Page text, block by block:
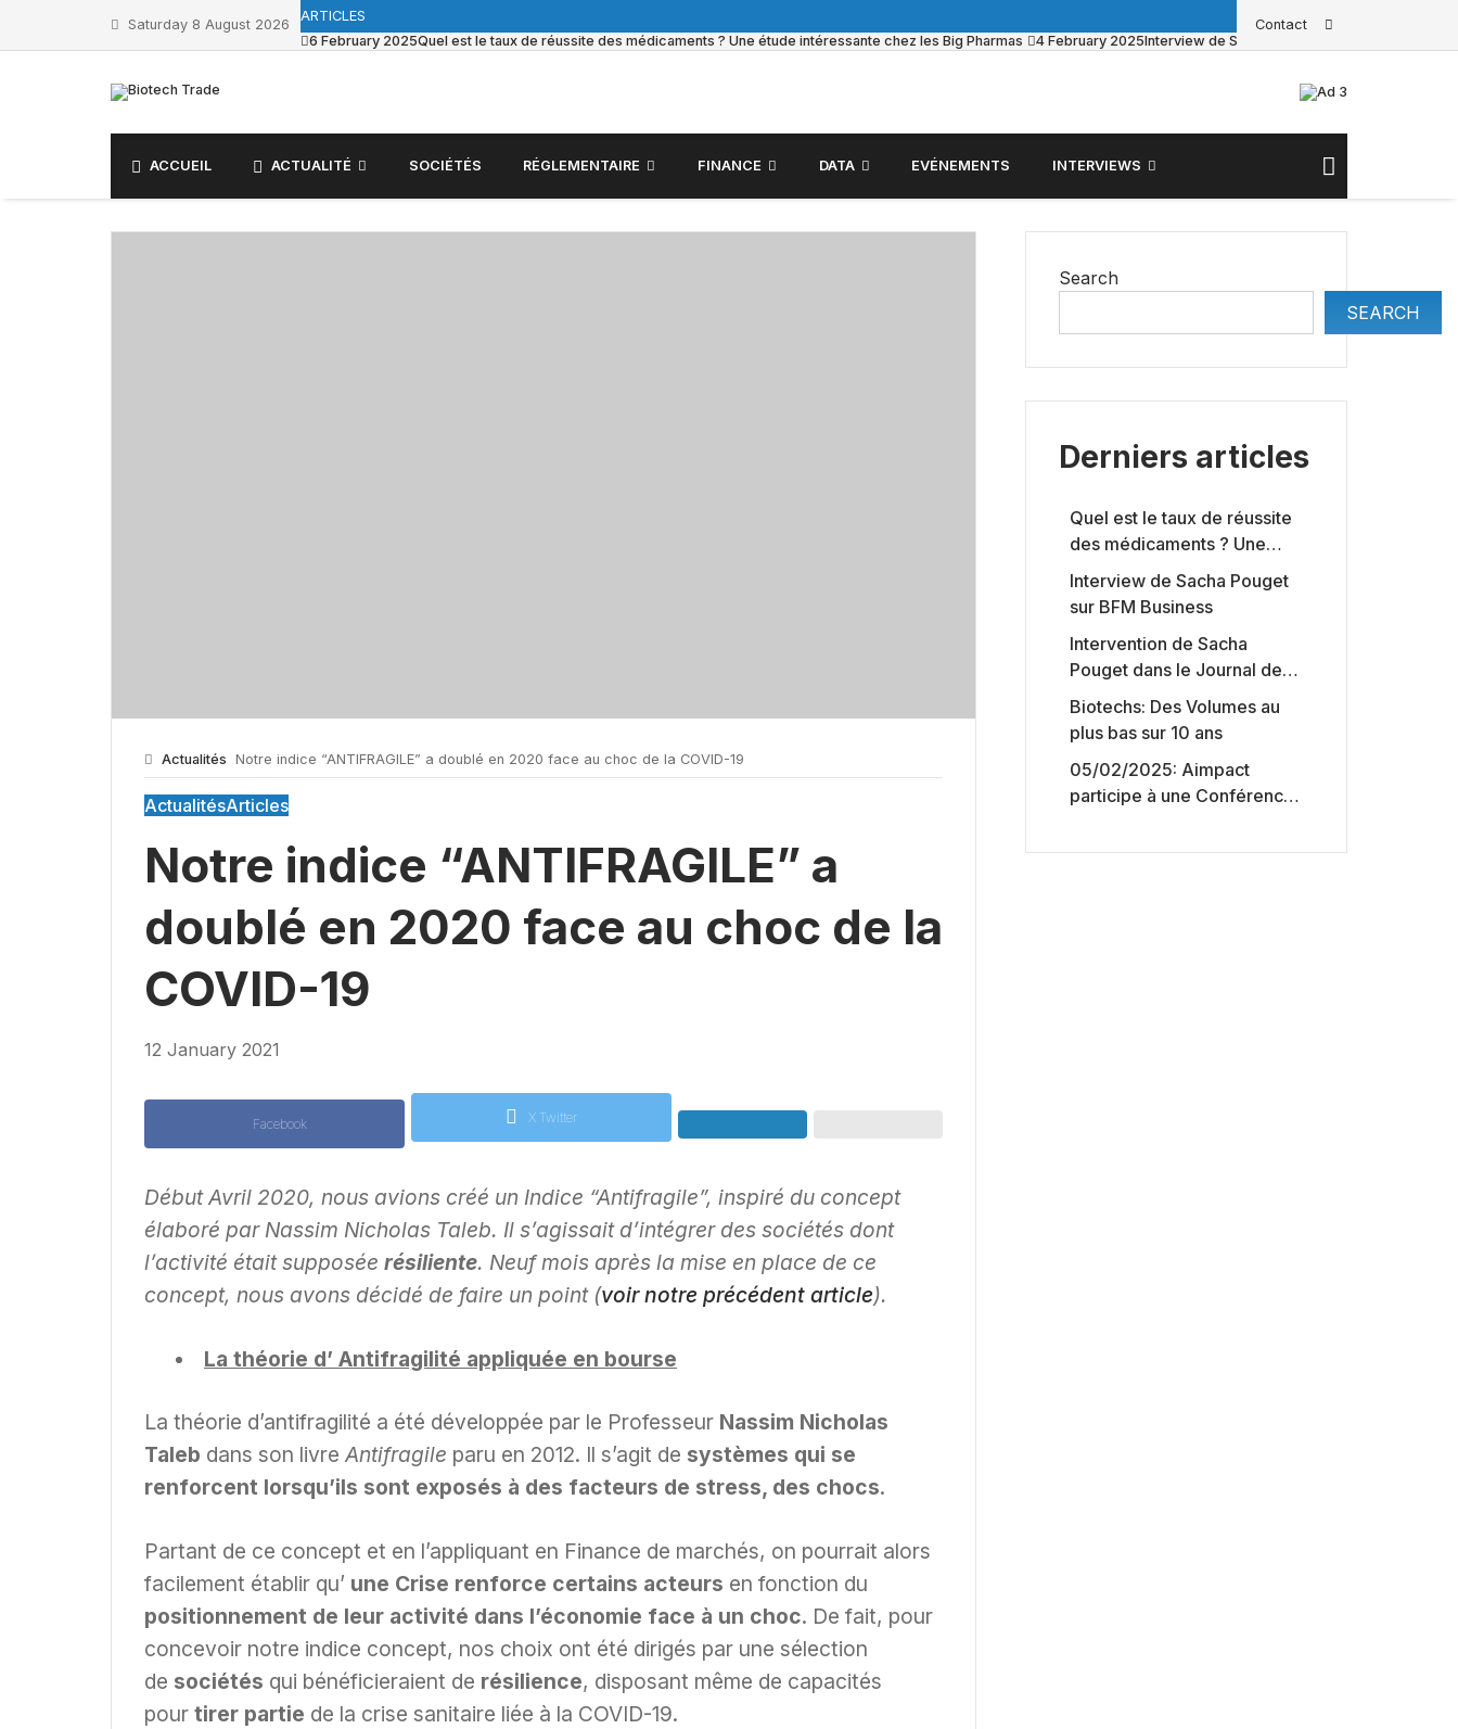
Saturday 8 August 2026
ARTICLES
6 February 2025Quel est le taux de réussite des médicaments ? Une étude intéressante chez les Big Pharmas 4 February 2025Interview de Sacha Pouget sur BFM Business
Contact
ACCUEIL ACTUALITÉ SOCIÉTÉS RÉGLEMENTAIRE FINANCE DATA EVÉNEMENTS INTERVIEWS
Actualités Notre indice “ANTIFRAGILE” a doublé en 2020 face au choc de la COVID-19
ActualitésArticles
Notre indice “ANTIFRAGILE” a
doublé en 2020 face au choc de la
COVID-19
12 January 2021
Facebook X Twitter
Début Avril 2020, nous avions créé un Indice “Antifragile”, inspiré du concept
élaboré par Nassim Nicholas Taleb. Il s’agissait d’intégrer des sociétés dont
l’activité était supposée résiliente. Neuf mois après la mise en place de ce
concept, nous avons décidé de faire un point (voir notre précédent article).
La théorie d’ Antifragilité appliquée en bourse
La théorie d’antifragilité a été développée par le Professeur Nassim Nicholas
Taleb dans son livre Antifragile paru en 2012. Il s’agit de systèmes qui se
renforcent lorsqu’ils sont exposés à des facteurs de stress, des chocs.
Partant de ce concept et en l’appliquant en Finance de marchés, on pourrait alors
facilement établir qu’ une Crise renforce certains acteurs en fonction du
positionnement de leur activité dans l’économie face à un choc. De fait, pour
concevoir notre indice concept, nos choix ont été dirigés par une sélection
de sociétés qui bénéficieraient de résilience, disposant même de capacités
pour tirer partie de la crise sanitaire liée à la COVID-19.
Search
SEARCH
Derniers articles
Quel est le taux de réussite
des médicaments ? Une
étude intéressante chez les
Big Pharmas
Interview de Sacha Pouget
sur BFM Business
Intervention de Sacha
Pouget dans le Journal des
Biotechs de Boursorama
Biotechs: Des Volumes au
plus bas sur 10 ans
05/02/2025: Aimpact
participe à une Conférence
capitaux américains,